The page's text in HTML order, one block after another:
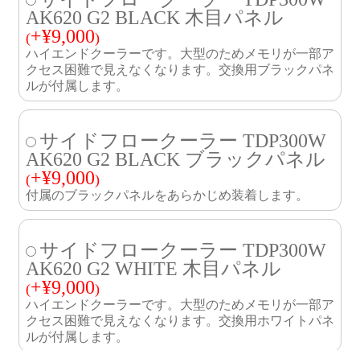
AK620 G2 BLACK 木目パネル
(+¥9,000)
ハイエンドクーラーです。大型のためメモリが一部ア
クセス困難で見えなくなります。交換用ブラックパネ
ルが付属します。
サイドフロークーラー TDP300W
AK620 G2 BLACK ブラックパネル
(+¥9,000)
付属のブラックパネルをあらかじめ装着します。
サイドフロークーラー TDP300W
AK620 G2 WHITE 木目パネル
(+¥9,000)
ハイエンドクーラーです。大型のためメモリが一部ア
クセス困難で見えなくなります。交換用ホワイトパネ
ルが付属します。